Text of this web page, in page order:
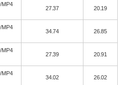
MP4
27.37 20.19
MP4
34.74 26.85
MP4
27.39 20.91
MP4
34.02 26.02